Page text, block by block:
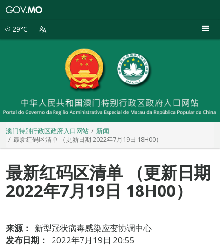
29°C
澳门特别行政区政府入口网站
新闻
最新红码区清单 （更新日期 2022年7月19日 18H00）
最新红码区清单 （更新日期
2022年7月19日 18H00）
来源：
新型冠状病毒感染应变协调中心
发布日期：
2022年7月19日 20:55